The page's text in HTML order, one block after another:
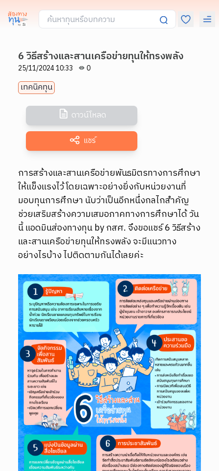
6 วิธีสร้างและสานเครือข่ายทุนให้ทรงพลัง
25/11/2024 10:33 0
เทคนิคทุน
ดาวน์โหลด
แชร์
การสร้างและสานเครือข่ายพันธมิตรทางการศึกษา
ให้แข็งแรงไว้ โดยเฉพาะอย่างยิ่งกับหน่วยงานที่
มอบทุนการศึกษา นับว่าเป็นอีกหนึ่งกลไกสำคัญ
ช่วยเสริมสร้างความเสมอภาคทางการศึกษาได้ วัน
นี้ แอดมินส่องทางทุน by กสศ. จึงขอแชร์ 6 วิธีสร้าง
และสานเครือข่ายทุนให้ทรงพลัง จะมีแนวทาง
อย่างไรบ้าง ไปติดตามกันได้เลยค่ะ